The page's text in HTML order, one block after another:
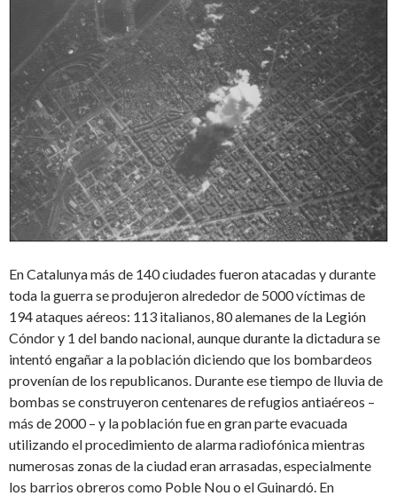
En Catalunya más de 140 ciudades fueron atacadas y durante
toda la guerra se produjeron alrededor de 5000 víctimas de
194 ataques aéreos: 113 italianos, 80 alemanes de la Legión
Cóndor y 1 del bando nacional, aunque durante la dictadura se
intentó engañar a la población diciendo que los bombardeos
provenían de los republicanos. Durante ese tiempo de lluvia de
bombas se construyeron centenares de refugios antiaéreos –
más de 2000 – y la población fue en gran parte evacuada
utilizando el procedimiento de alarma radiofónica mientras
numerosas zonas de la ciudad eran arrasadas, especialmente
los barrios obreros como Poble Nou o el Guinardó. En